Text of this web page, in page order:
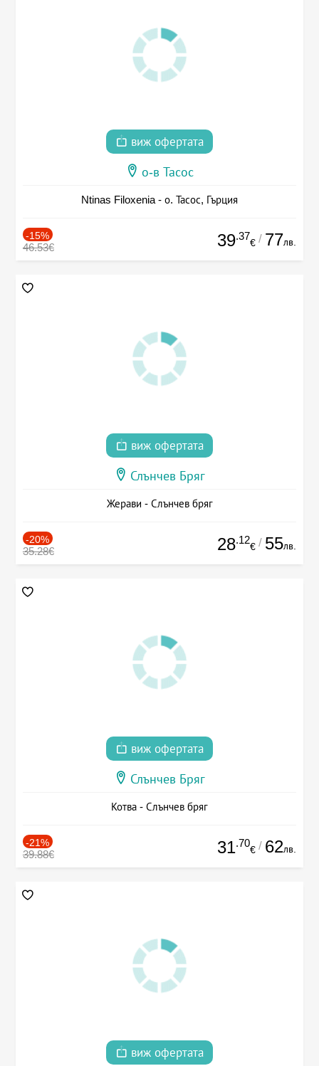
виж офертата
о-в Тасос
Ntinas Filoxenia - о. Тасос, Гърция
-15%
46.53€ 39.37
€ / 77лв.
виж офертата
Слънчев Бряг
Жерави - Слънчев бряг
-20%
35.28€ 28.12
€ / 55лв.
виж офертата
Слънчев Бряг
Котва - Слънчев бряг
-21%
39.88€ 31.70
€ / 62лв.
виж офертата